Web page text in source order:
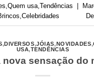
Quem usa Tendências
Celebridades
,DIVERSOS,JÓIAS,NOVIDADES,
USA,TENDÊNCIAS
nova sensação do